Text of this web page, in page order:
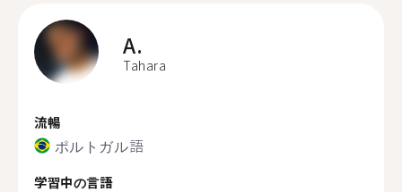
A.
Tahara
流暢
ポルトガル語
学習中の言語